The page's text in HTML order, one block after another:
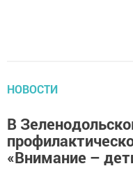
НОВОСТИ
В
«Внимание –